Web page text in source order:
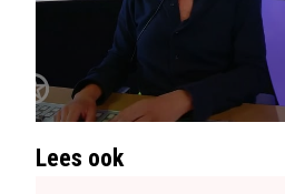
Lees ook